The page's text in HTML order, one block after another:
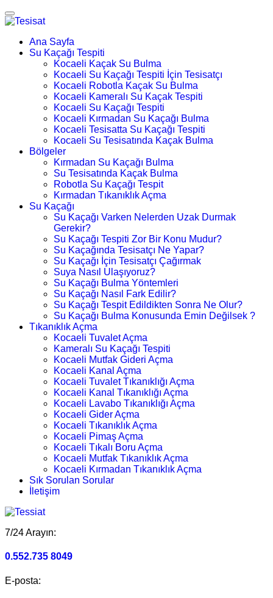
Ana Sayfa
Su Kaçağı Tespiti
Kocaeli Kaçak Su Bulma
Kocaeli Su Kaçağı Tespiti İçin Tesisatçı
Kocaeli Robotla Kaçak Su Bulma
Kocaeli Kameralı Su Kaçak Tespiti
Kocaeli Su Kaçağı Tespiti
Kocaeli Kırmadan Su Kaçağı Bulma
Kocaeli Tesisatta Su Kaçağı Tespiti
Kocaeli Su Tesisatında Kaçak Bulma
Bölgeler
Kırmadan Su Kaçağı Bulma
Su Tesisatında Kaçak Bulma
Robotla Su Kaçağı Tespit
Kırmadan Tıkanıklık Açma
Su Kaçağı
Su Kaçağı Varken Nelerden Uzak Durmak
Gerekir?
Su Kaçağı Tespiti Zor Bir Konu Mudur?
Su Kaçağında Tesisatçı Ne Yapar?
Su Kaçağı İçin Tesisatçı Çağırmak
Suya Nasıl Ulaşıyoruz?
Su Kaçağı Bulma Yöntemleri
Su Kaçağı Nasıl Fark Edilir?
Su Kaçağı Tespit Edildikten Sonra Ne Olur?
Su Kaçağı Bulma Konusunda Emin Değilsek ?
Tıkanıklık Açma
Kocaeli Tuvalet Açma
Kameralı Su Kaçağı Tespiti
Kocaeli Mutfak Gideri Açma
Kocaeli Kanal Açma
Kocaeli Tuvalet Tıkanıklığı Açma
Kocaeli Kanal Tıkanıklığı Açma
Kocaeli Lavabo Tıkanıklığı Açma
Kocaeli Gider Açma
Kocaeli Tıkanıklık Açma
Kocaeli Pimaş Açma
Kocaeli Tıkalı Boru Açma
Kocaeli Mutfak Tıkanıklık Açma
Kocaeli Kırmadan Tıkanıklık Açma
Sık Sorulan Sorular
İletişim
7/24 Arayın:
0.552.735 8049
E-posta: